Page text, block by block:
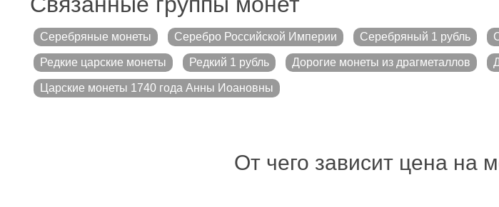
Серебряные монеты Серебро Российской Империи Серебряный 1 рубль
Редкие царские монеты Редкий 1 рубль Дорогие монеты из драгметаллов
Царские монеты 1740 года Анны Иоановны
От чего зависит цена на